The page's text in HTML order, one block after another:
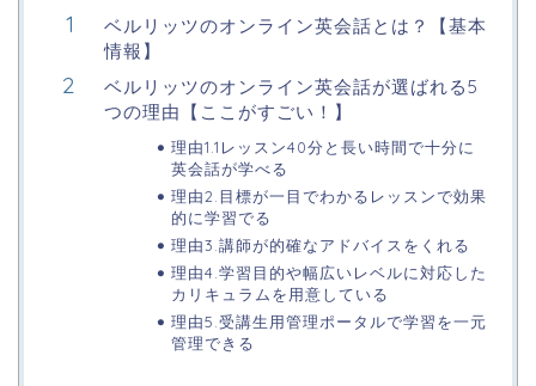
ベルリッツのオンライン英会話とは？【基本
情報】
ベルリッツのオンライン英会話が選ばれる5
つの理由【ここがすごい！】
理由1.1レッスン40分と長い時間で十分に
英会話が学べる
理由2.目標が一目でわかるレッスンで効果
的に学習でる
理由3.講師が的確なアドバイスをくれる
理由4.学習目的や幅広いレベルに対応した
カリキュラムを用意している
理由5.受講生用管理ポータルで学習を一元
管理できる